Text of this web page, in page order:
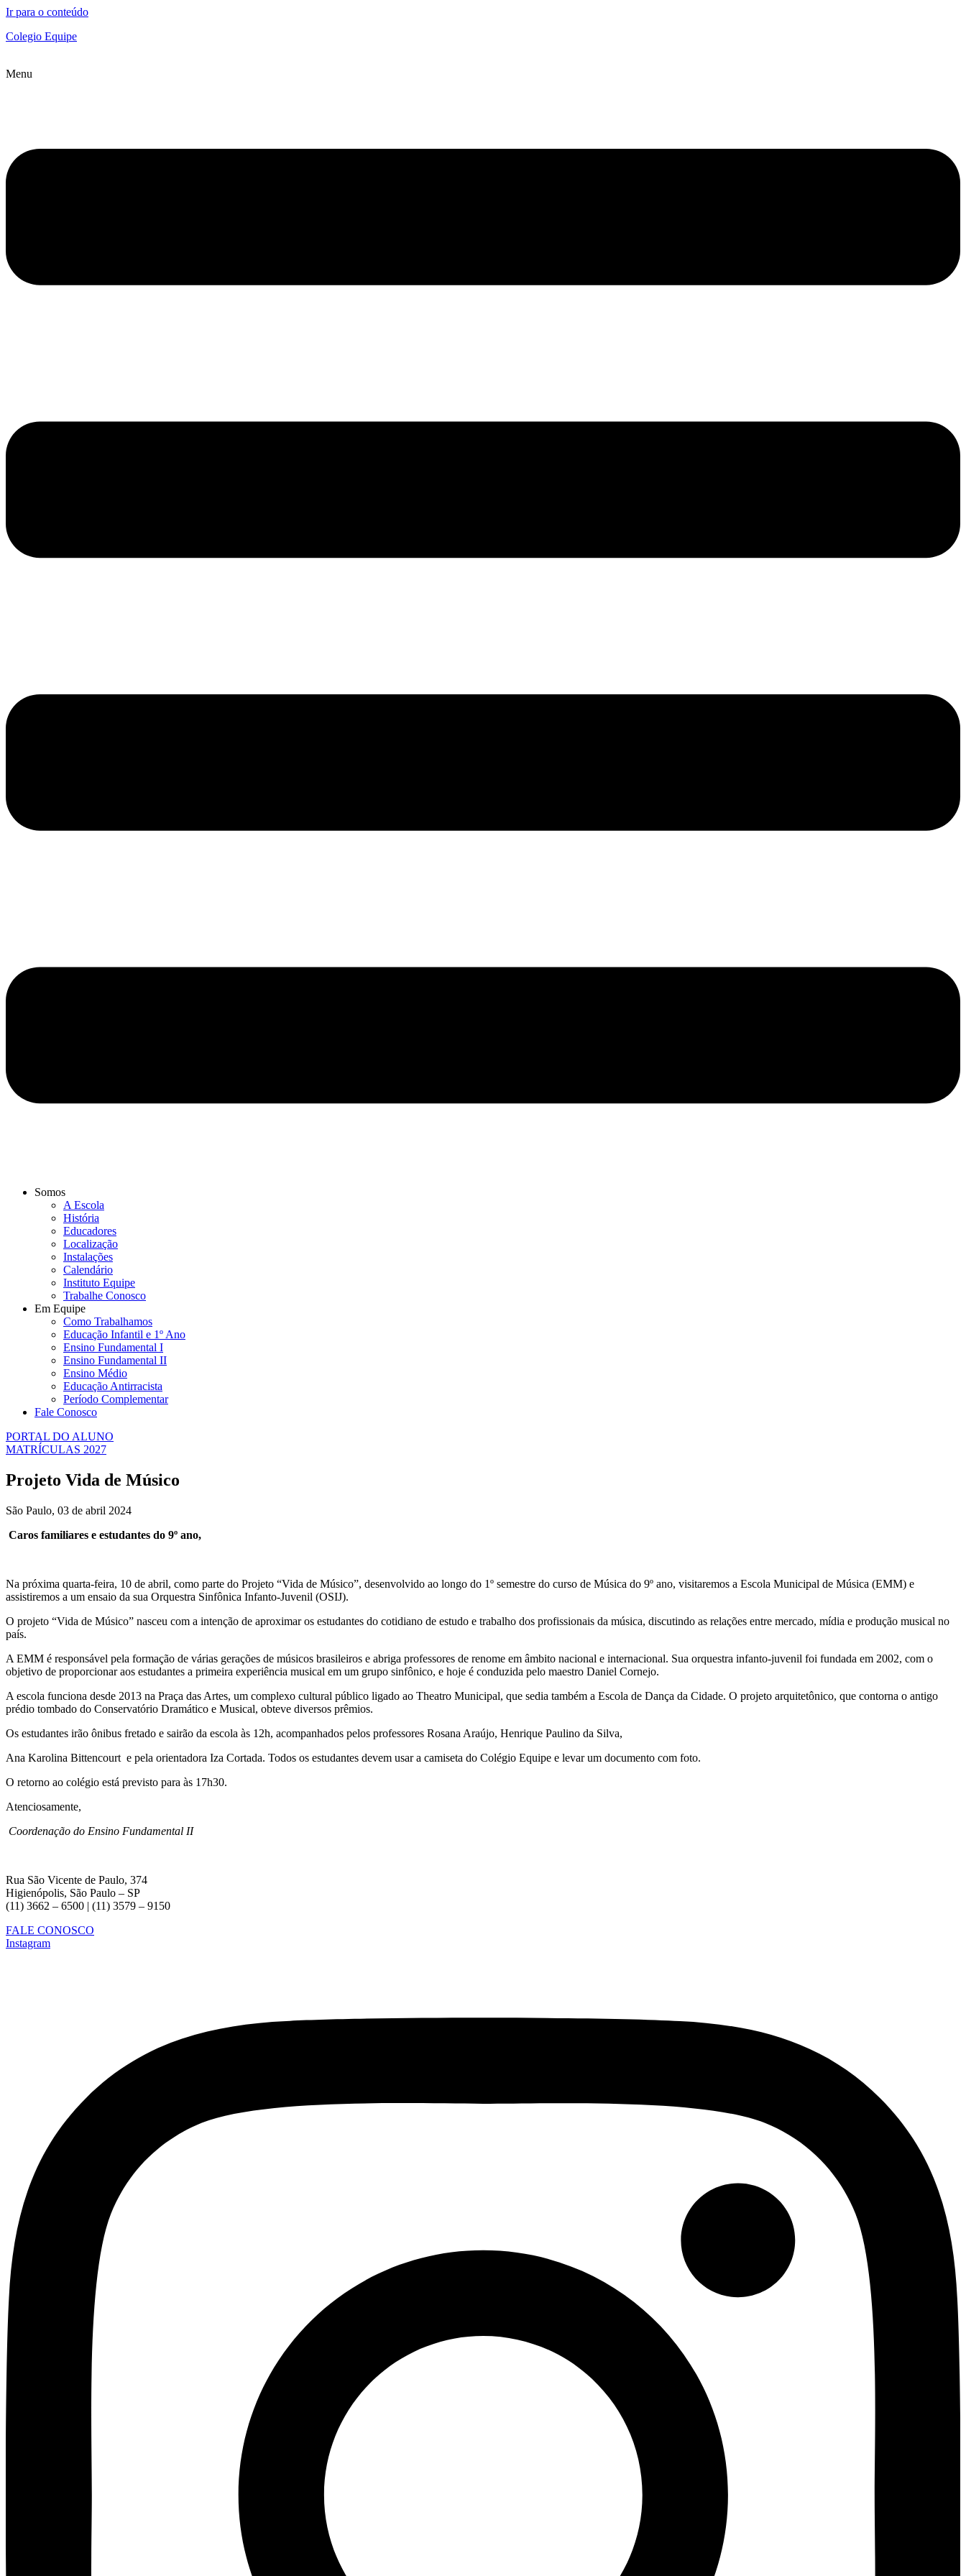
Ir para o conteúdo
Colegio Equipe
Menu
Somos
A Escola
História
Educadores
Localização
Instalações
Calendário
Instituto Equipe
Trabalhe Conosco
Em Equipe
Como Trabalhamos
Educação Infantil e 1º Ano
Ensino Fundamental I
Ensino Fundamental II
Ensino Médio
Educação Antirracista
Período Complementar
Fale Conosco
PORTAL DO ALUNO
MATRÍCULAS 2027
Projeto Vida de Músico
São Paulo, 03 de abril 2024
Caros familiares e estudantes do 9º ano,
Na próxima quarta-feira, 10 de abril, como parte do Projeto “Vida de Músico”, desenvolvido ao longo do 1º semestre do curso de Música do 9º ano, visitaremos a Escola Municipal de Música (EMM) e
assistiremos a um ensaio da sua Orquestra Sinfônica Infanto-Juvenil (OSIJ).
O projeto “Vida de Músico” nasceu com a intenção de aproximar os estudantes do cotidiano de estudo e trabalho dos profissionais da música, discutindo as relações entre mercado, mídia e produção musical no
país.
A EMM é responsável pela formação de várias gerações de músicos brasileiros e abriga professores de renome em âmbito nacional e internacional. Sua orquestra infanto-juvenil foi fundada em 2002, com o
objetivo de proporcionar aos estudantes a primeira experiência musical em um grupo sinfônico, e hoje é conduzida pelo maestro Daniel Cornejo.
A escola funciona desde 2013 na Praça das Artes, um complexo cultural público ligado ao Theatro Municipal, que sedia também a Escola de Dança da Cidade. O projeto arquitetônico, que contorna o antigo
prédio tombado do Conservatório Dramático e Musical, obteve diversos prêmios.
Os estudantes irão ônibus fretado e sairão da escola às 12h, acompanhados pelos professores Rosana Araújo, Henrique Paulino da Silva,
Ana Karolina Bittencourt e pela orientadora Iza Cortada. Todos os estudantes devem usar a camiseta do Colégio Equipe e levar um documento com foto.
O retorno ao colégio está previsto para às 17h30.
Atenciosamente,
Coordenação do Ensino Fundamental II
Rua São Vicente de Paulo, 374
Higienópolis, São Paulo – SP
(11) 3662 – 6500 | (11) 3579 – 9150
FALE CONOSCO
Instagram